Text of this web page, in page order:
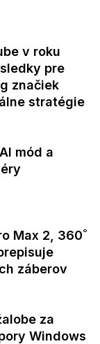
v roku
pre
značiek
stratégie
mód a
Max 2, 360˚
záberov
za
Windows